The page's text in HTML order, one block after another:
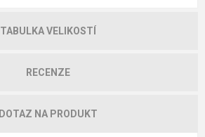
TABULKA VELIKOSTÍ
RECENZE
DOTAZ NA PRODUKT